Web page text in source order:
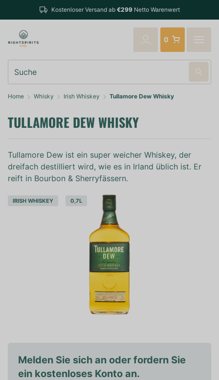
Netto Warenwert
verschickt
0
Home Whisky Irish Whiskey Tullamore Dew Whisky
TULLAMORE DEW WHISKY
Tullamore Dew ist ein super weicher Whiskey, der
dreifach destilliert wird, wie es in Irland üblich ist. Er
reift in Bourbon & Sherryfässern.
IRISH WHISKEY 0,7L
Melden Sie sich an oder fordern Sie
ein kostenloses Konto an.